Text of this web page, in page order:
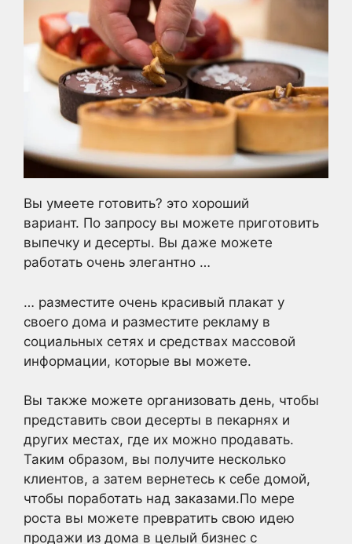
Вы умеете готовить? это хороший
вариант. По запросу вы можете приготовить
выпечку и десерты. Вы даже можете
работать очень элегантно …
… разместите очень красивый плакат у
своего дома и разместите рекламу в
социальных сетях и средствах массовой
информации, которые вы можете.
Вы также можете организовать день, чтобы
представить свои десерты в пекарнях и
других местах, где их можно продавать.
Таким образом, вы получите несколько
клиентов, а затем вернетесь к себе домой,
чтобы поработать над заказами.По мере
роста вы можете превратить свою идею
продажи из дома в целый бизнес с